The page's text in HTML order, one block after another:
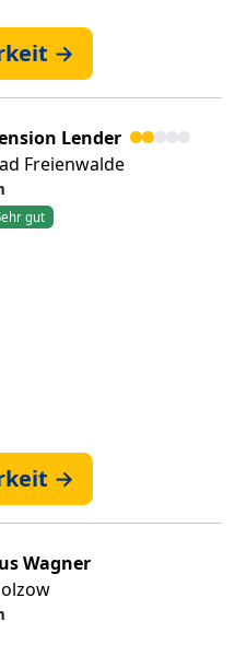
→
Lender
Freienwalde
gut
→
Wagner